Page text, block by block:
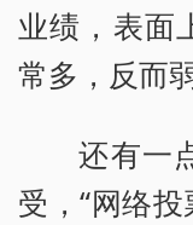
业绩，表面
常多，反而
还有一
受，“网络